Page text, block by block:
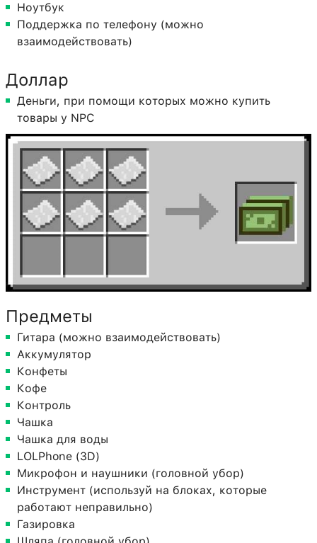
Ноутбук
Поддержка по телефону (можно
взаимодействовать)
Доллар
Деньги, при помощи которых можно купить
товары у NPC
Предметы
Гитара (можно взаимодействовать)
Аккумулятор
Конфеты
Кофе
Контроль
Чашка
Чашка для воды
LOLPhone (3D)
Микрофон и наушники (головной убор)
Инструмент (используй на блоках, которые
работают неправильно)
Газировка